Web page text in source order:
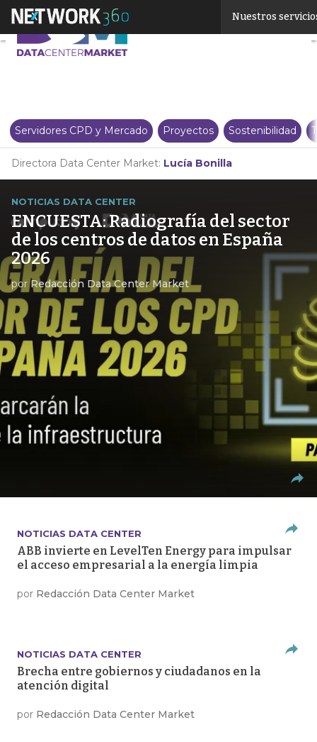
Nuestros
Servidores CPD y Mercado Proyectos Sostenibilidad
Directora Data Center Market: Lucía Bonilla
NOTICIAS DATA CENTER
ENCUESTA: Radiografía del sector
de los centros de datos en España
2026
porRedacción Data Center Market
NOTICIAS DATA CENTER
ABB invierte en LevelTen Energy para impulsar
el acceso empresarial a la energía limpia
por Redacción Data Center Market
NOTICIAS DATA CENTER
Brecha entre gobiernos y ciudadanos en la
atención digital
por Redacción Data Center Market